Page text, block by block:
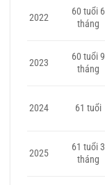
2022
60 tuổi 6
tháng
2023
60 tuổi 9
tháng
2024 61 tuổi
2025
61 tuổi 3
tháng